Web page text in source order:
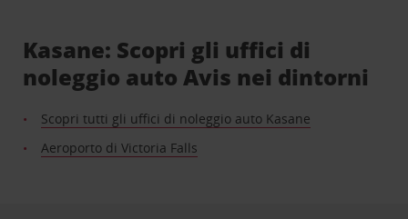
Kasane: Scopri gli uffici di
noleggio auto Avis nei dintorni
Scopri tutti gli uffici di noleggio auto Kasane
Aeroporto di Victoria Falls